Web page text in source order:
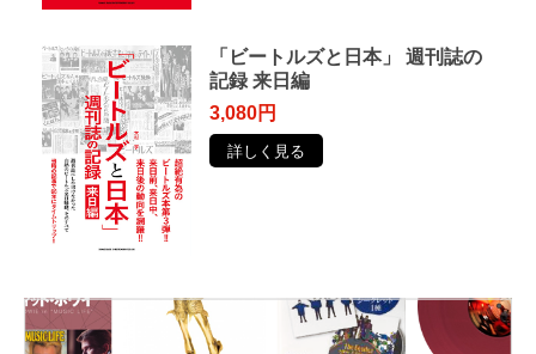
「ビートルズと日本」 週刊誌の
記録 来日編
3,080円
詳しく見る